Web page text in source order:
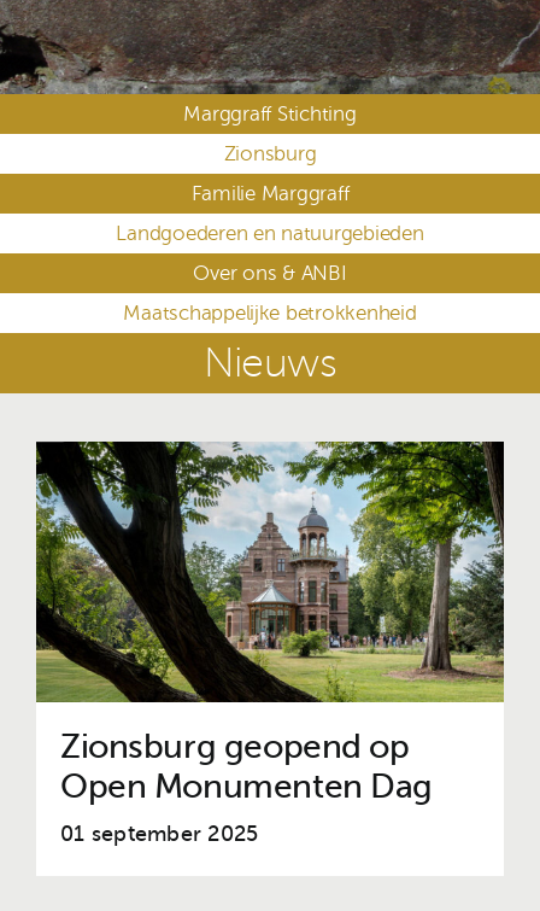
Marggraff Stichting
Zionsburg
Familie Marggraff
Landgoederen en natuurgebieden
Over ons & ANBI
Maatschappelijke betrokkenheid
Nieuws
Zionsburg geopend op
Open Monumenten Dag
01 september 2025